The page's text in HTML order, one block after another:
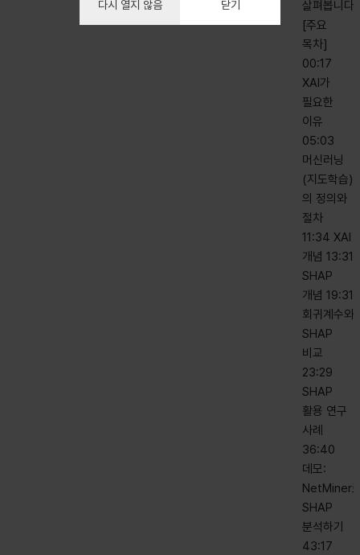
살펴봅니다.
[주요
목차]
00:17
XAI가
필요한
이유
05:03
머신러닝
(지도학습)
의 정의와
절차
11:34 XAI
개념 13:31
SHAP
개념 19:31
회귀계수와
SHAP
비교
23:29
SHAP
활용 연구
사례
36:40
데모:
NetMiner
SHAP
분석하기
43:17
다시 열지 않음 닫기